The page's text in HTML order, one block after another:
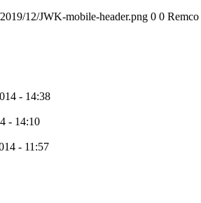
12/JWK-mobile-header.png 0 0 Remco
- 14:38
- 14:10
- 11:57